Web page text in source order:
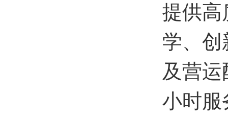
提供高
学、创
及营
小时服